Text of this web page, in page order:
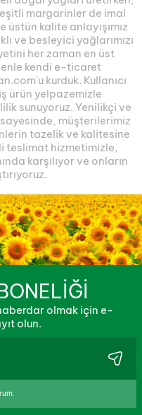
margarinler de imal
kalite anlayışımız
ve besleyici yağlarımızı
her zaman en üst
kendi e-ticaret
kurduk. Kullanıcı
ürün yelpazemizle
sunuyoruz. Yenilikçi ve
sayesinde, müşterilerimiz
tazelik ve kalitesine
teslimat hizmetimizle,
karşılıyor ve onların
olmak için e-
olun.